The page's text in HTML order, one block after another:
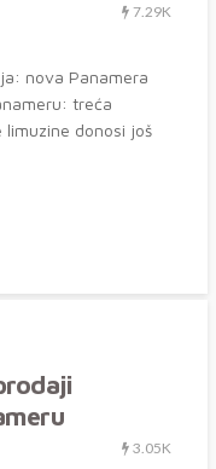
7.29K
nova Panamera
treća
limuzine donosi još
3.05K